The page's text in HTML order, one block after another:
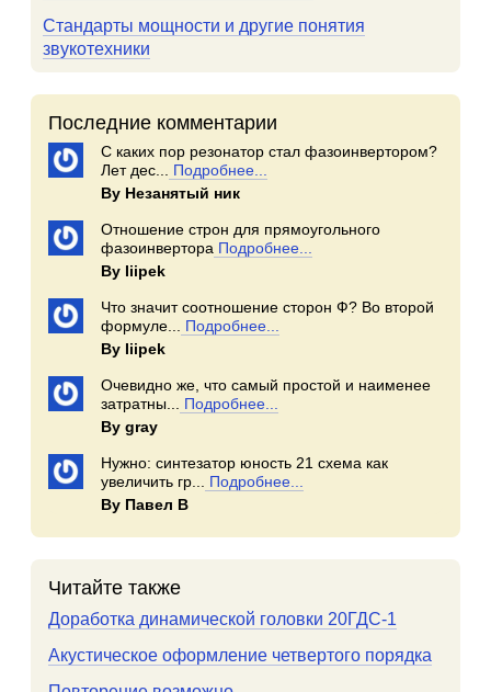
Стандарты мощности и другие понятия
звукотехники
Последние комментарии
С каких пор резонатор стал фазоинвертором?
Лет дес...
Подробнее...
By Незанятый ник
Отношение строн для прямоугольного
фазоинвертора Подробнее...
By Iiipek
Что значит соотношение сторон Ф? Во второй
формуле...
Подробнее...
By Iiipek
Очевидно же, что самый простой и наименее
затратны...
Подробнее...
By gray
Нужно: синтезатор юность 21 схема как
увеличить гр...
Подробнее...
By Павел В
Читайте также
Доработка динамической головки 20ГДС-1
Акустическое оформление четвертого порядка